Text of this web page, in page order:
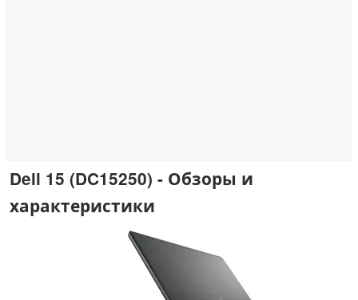
Dell 15 (DC15250) - Обзоры и
характеристики